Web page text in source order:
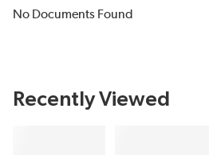
No Documents Found
Recently Viewed